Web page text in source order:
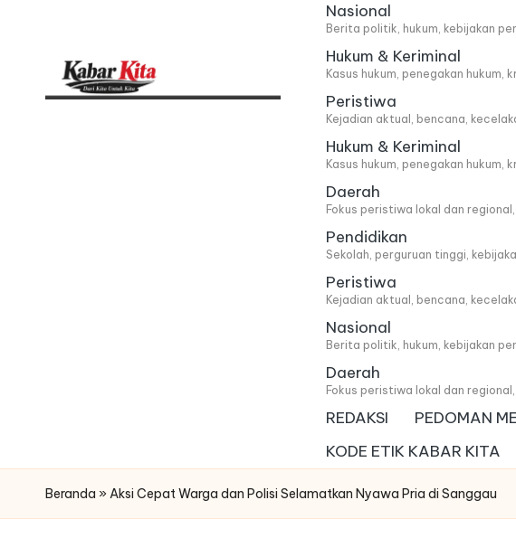
Nasional
Berita politik, hukum, kebijakan
Hukum & Keriminal
Kasus hukum, penegakan
Peristiwa
Kejadian aktual, bencana,
Hukum & Keriminal
Kasus hukum, penegakan
Daerah
Fokus peristiwa lokal dan
Pendidikan
Sekolah, perguruan tinggi,
Peristiwa
Kejadian aktual, bencana,
Nasional
Berita politik, hukum, kebijakan
Daerah
Fokus peristiwa lokal dan
REDAKSI
PEDOMAN
KODE ETIK KABAR KITA
Beranda » Aksi Cepat Warga dan Polisi Selamatkan Nyawa Pria di Sanggau